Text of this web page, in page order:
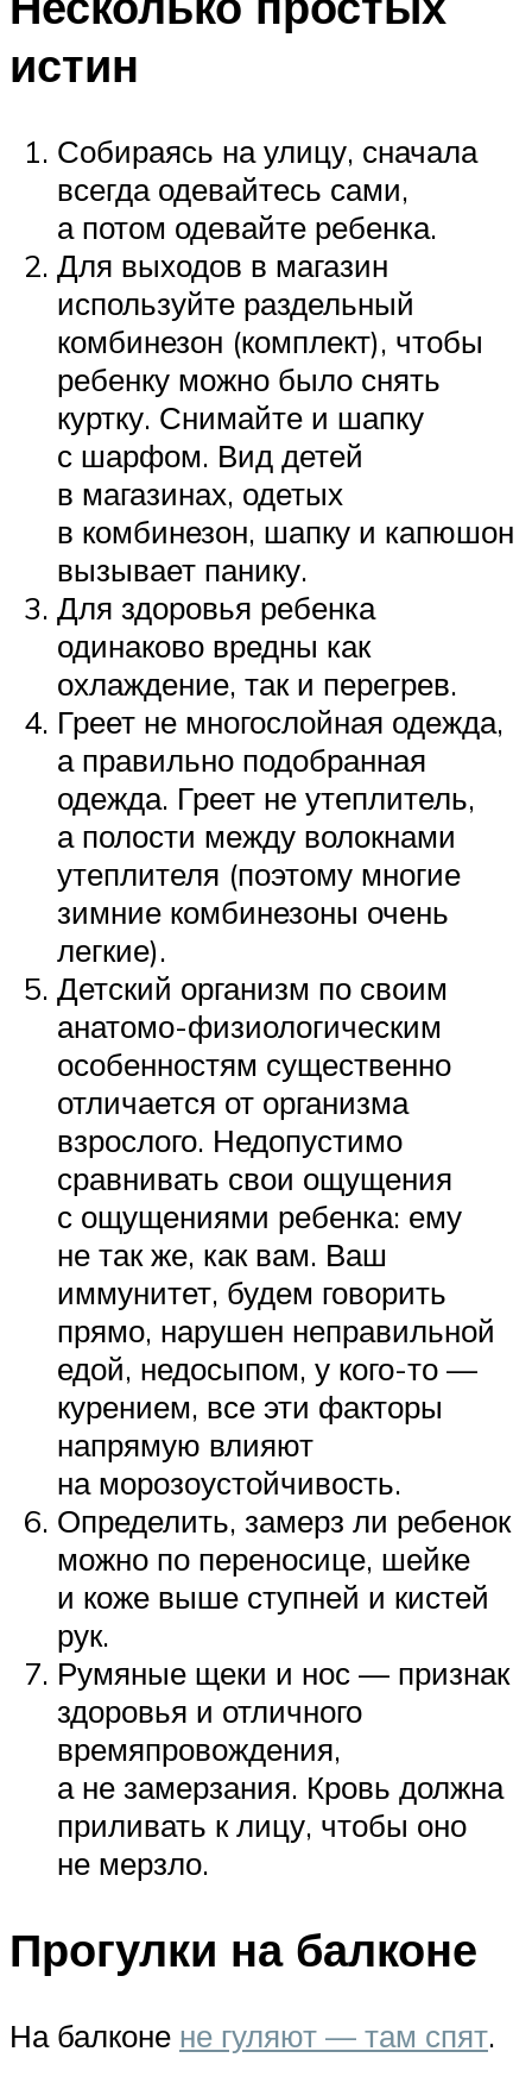
истин
Собираясь на улицу, сначала
всегда одевайтесь сами,
а потом одевайте ребенка.
Для выходов в магазин
используйте раздельный
комбинезон (комплект), чтобы
ребенку можно было снять
куртку. Снимайте и шапку
с шарфом. Вид детей
в магазинах, одетых
в комбинезон, шапку и капюшон
вызывает панику.
Для здоровья ребенка
одинаково вредны как
охлаждение, так и перегрев.
Греет не многослойная одежда,
а правильно подобранная
одежда. Греет не утеплитель,
а полости между волокнами
утеплителя (поэтому многие
зимние комбинезоны очень
легкие).
Детский организм по своим
анатомо-физиологическим
особенностям существенно
отличается от организма
взрослого. Недопустимо
сравнивать свои ощущения
с ощущениями ребенка: ему
не так же, как вам. Ваш
иммунитет, будем говорить
прямо, нарушен неправильной
едой, недосыпом, у кого-то —
курением, все эти факторы
напрямую влияют
на морозоустойчивость.
Определить, замерз ли ребенок
можно по переносице, шейке
и коже выше ступней и кистей
рук.
Румяные щеки и нос — признак
здоровья и отличного
времяпровождения,
а не замерзания. Кровь должна
приливать к лицу, чтобы оно
не мерзло.
Прогулки на балконе
На балконе не гуляют — там спят.